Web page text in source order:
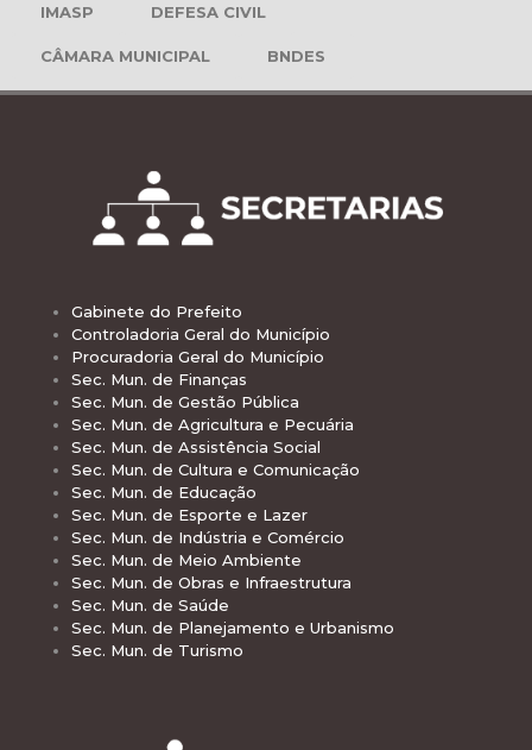
IMASP DEFESA CIVIL
CÂMARA MUNICIPAL BNDES
Gabinete do Prefeito
Controladoria Geral do Município
Procuradoria Geral do Município
Sec. Mun. de Finanças
Sec. Mun. de Gestão Pública
Sec. Mun. de Agricultura e Pecuária
Sec. Mun. de Assistência Social
Sec. Mun. de Cultura e Comunicação
Sec. Mun. de Educação
Sec. Mun. de Esporte e Lazer
Sec. Mun. de Indústria e Comércio
Sec. Mun. de Meio Ambiente
Sec. Mun. de Obras e Infraestrutura
Sec. Mun. de Saúde
Sec. Mun. de Planejamento e Urbanismo
Sec. Mun. de Turismo